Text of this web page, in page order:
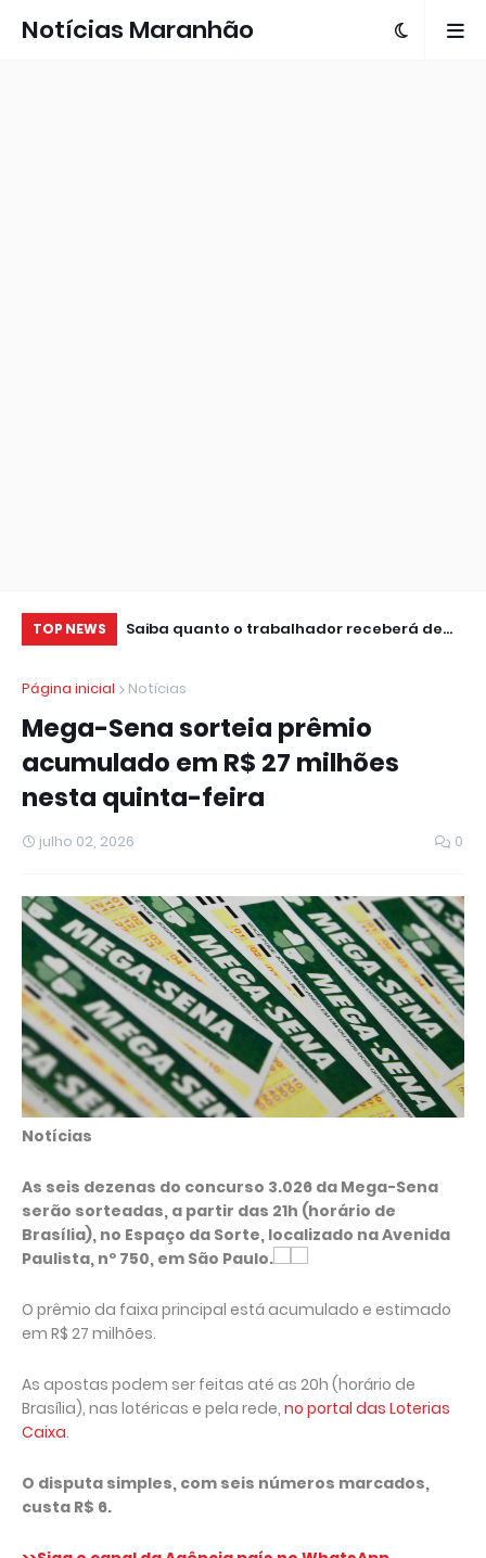
Notícias Maranhão
TOP NEWS
seguem
Saiba quanto o trabalhador receberá de
Página inicial
Notícias
Mega-Sena sorteia prêmio
acumulado em R$ 27 milhões
nesta quinta-feira
julho 02, 2026 0
Notícias
As seis dezenas do concurso 3.026 da Mega-Sena
serão sorteadas, a partir das 21h (horário de
Brasília), no Espaço da Sorte, localizado na Avenida
Paulista, nº 750, em São Paulo.
O prêmio da faixa principal está acumulado e estimado
em R$ 27 milhões.
As apostas podem ser feitas até as 20h (horário de
Brasília), nas lotéricas e pela rede, no portal das Loterias
Caixa.
O disputa simples, com seis números marcados,
custa R$ 6.